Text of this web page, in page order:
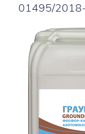
01495/